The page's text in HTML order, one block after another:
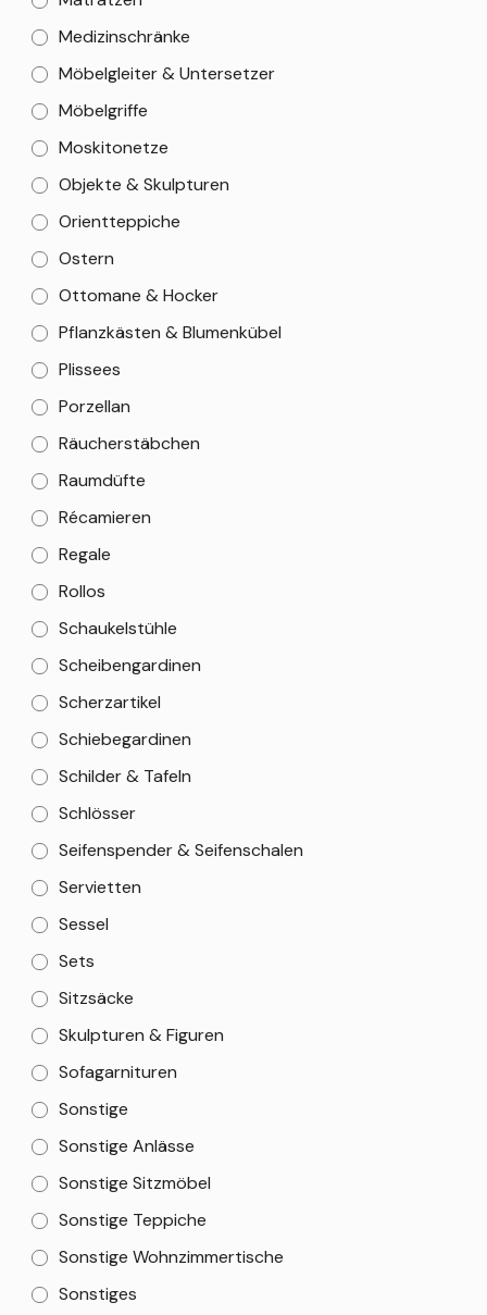
Medizinschränke
Möbelgleiter & Untersetzer
Möbelgriffe
Moskitonetze
Objekte & Skulpturen
Orientteppiche
Ostern
Ottomane & Hocker
Pflanzkästen & Blumenkübel
Plissees
Porzellan
Räucherstäbchen
Raumdüfte
Récamieren
Regale
Rollos
Schaukelstühle
Scheibengardinen
Scherzartikel
Schiebegardinen
Schilder & Tafeln
Schlösser
Seifenspender & Seifenschalen
Servietten
Sessel
Sets
Sitzsäcke
Skulpturen & Figuren
Sofagarnituren
Sonstige
Sonstige Anlässe
Sonstige Sitzmöbel
Sonstige Teppiche
Sonstige Wohnzimmertische
Sonstiges